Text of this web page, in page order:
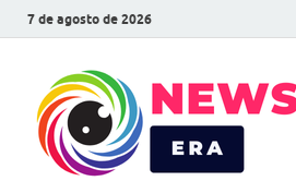
7 de agosto de 2026